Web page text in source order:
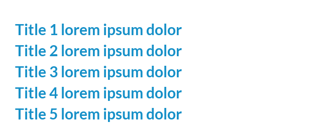
Title 1 lorem ipsum dolor
Title 2 lorem ipsum dolor
Title 3 lorem ipsum dolor
Title 4 lorem ipsum dolor
Title 5 lorem ipsum dolor